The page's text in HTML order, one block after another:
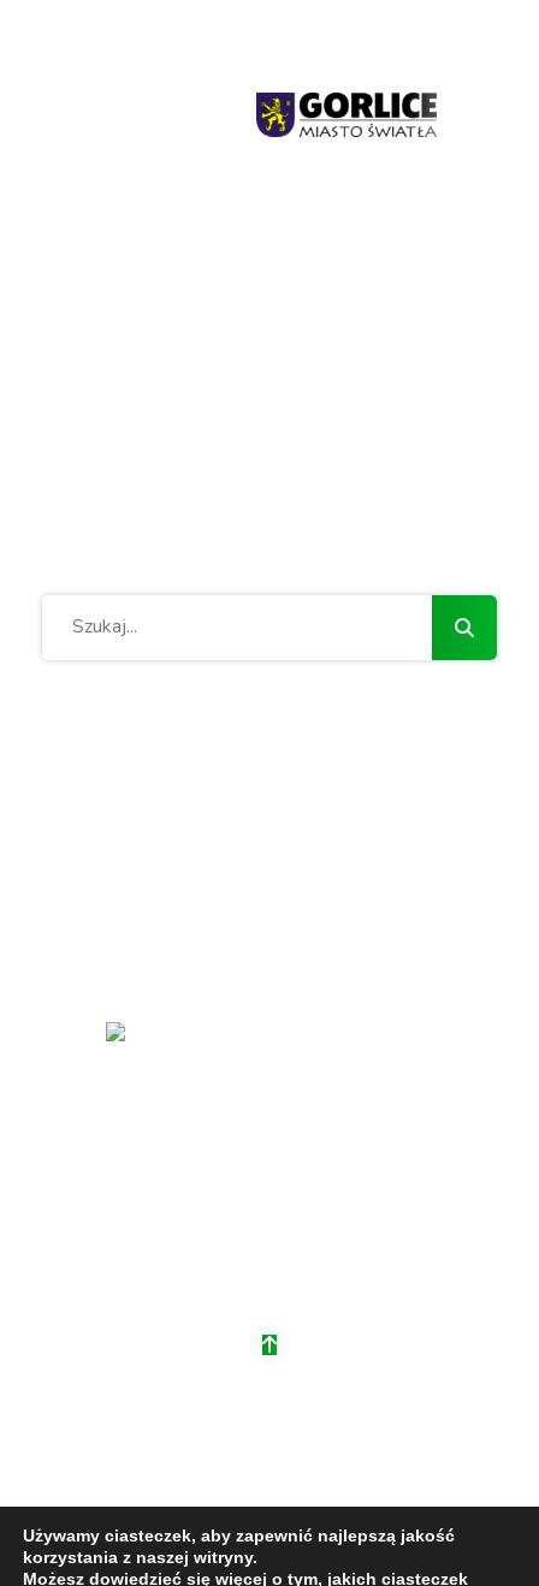
Używamy ciasteczek, aby zapewnić najlepszą jakość
korzystania z naszej witryny.
Możesz dowiedzieć się więcej o tym, jakich ciasteczek